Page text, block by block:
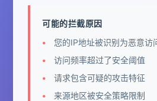
可能的拦截原因
您的IP地址被识别为恶意访
访问频率超过了安全阈值
请求包含可疑的攻击特征
来源地区被安全策略限制